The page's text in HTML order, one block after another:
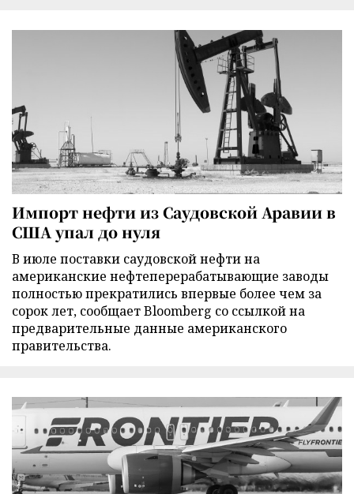
Импорт нефти из Саудовской Аравии в
США упал до нуля
В июле поставки саудовской нефти на
американские нефтеперерабатывающие заводы
полностью прекратились впервые более чем за
сорок лет, сообщает Bloomberg со ссылкой на
предварительные данные американского
правительства.